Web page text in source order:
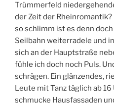
Trümmerfeld
der Zeit der Rheinromantik?
so schlimm ist es denn
Seilbahn weiterradele und
sich an der Hauptstraße
fühle ich doch noch Puls.
schrägen. Ein glänzendes,
Leute mit Tanz täglich ab
schmucke Hausfassaden